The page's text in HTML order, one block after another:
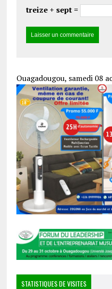
treize + sept =
Ouagadougou, samedi 08
STATISTIQUES DE VISITES